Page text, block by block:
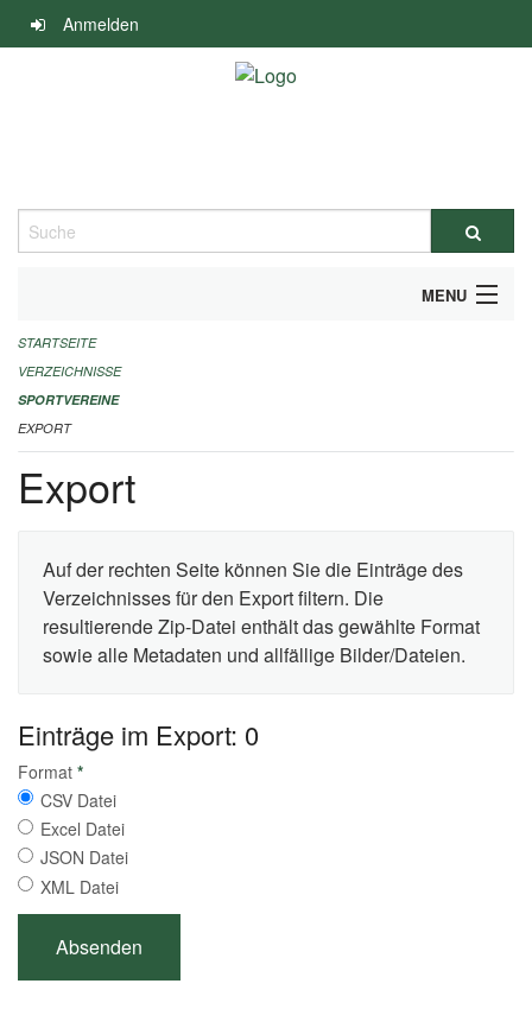
Navigation
überspringen
Anmelden
Suche
MENU
ALLGEMEINE INFORMATIONEN
FINANZIELLE UNTERSTÜTZUNG BENÖTIGT?
KONTAKT
STARTSEITE
VERZEICHNISSE
SPORTVEREINE
EXPORT
Export
Auf der rechten Seite können Sie die Einträge des
Verzeichnisses für den Export filtern. Die
resultierende Zip-Datei enthält das gewählte Format
sowie alle Metadaten und allfällige Bilder/Dateien.
Einträge im Export: 0
Format *
CSV Datei
Excel Datei
JSON Datei
XML Datei